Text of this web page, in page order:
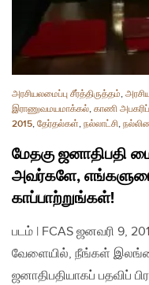
அரசியலமைப்பு சீர்த்திருத்தம்,
இராணுவமயமாக்கல், காணி
2015, தேர்தல்கள், நல்லாட்சி,
மேதகு ஜனாதிபதி
அவர்களே,
காப்பாற்றுங்கள்!
படம் | FCAS ஜனவரி 9,
வேளையில், நீங்கள்
ஜனாதிபதியாகப் பதவிப்